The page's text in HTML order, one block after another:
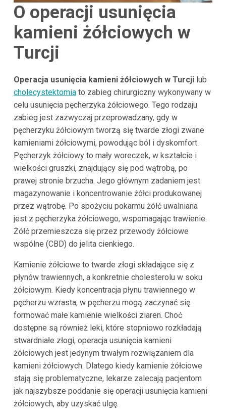
O operacji usunięcia
kamieni żółciowych w
Turcji
Operacja usunięcia kamieni żółciowych w Turcjilub
cholecystektomiato zabieg chirurgiczny wykonywany w
celu usunięcia pęcherzyka żółciowego. Tego rodzaju
zabieg jest zazwyczaj przeprowadzany, gdy w
pęcherzyku żółciowym tworzą się twarde złogi zwane
kamieniami żółciowymi, powodując ból i dyskomfort.
Pęcherzyk żółciowy to mały woreczek, w kształcie i
wielkości gruszki, znajdujący się pod wątrobą, po
prawej stronie brzucha. Jego głównym zadaniem jest
magazynowanie i koncentrowanie żółci produkowanej
przez wątrobę. Po spożyciu pokarmu żółć uwalniana
jest z pęcherzyka żółciowego, wspomagając trawienie.
Żółć przemieszcza się przez przewody żółciowe
wspólne (CBD) do jelita cienkiego.
Kamienie żółciowe to twarde złogi składające się z
płynów trawiennych, a konkretnie cholesterolu w soku
żółciowym. Kiedy koncentracja płynu trawiennego w
pęcherzu wzrasta, w pęcherzu mogą zaczynać się
formować małe kamienie wielkości ziaren. Choć
dostępne są również leki, które stopniowo rozkładają
stwardniałe złogi, operacja usunięcia kamieni
żółciowych jest jedynym trwałym rozwiązaniem dla
kamieni żółciowych. Dlatego kiedy kamienie żółciowe
stają się problematyczne, lekarze zalecają pacjentom
jak najszybsze poddanie się operacji usunięcia kamieni
żółciowych, aby uzyskać ulgę.